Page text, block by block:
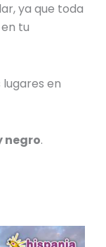
ya que toda
tu
lugares en
negro.